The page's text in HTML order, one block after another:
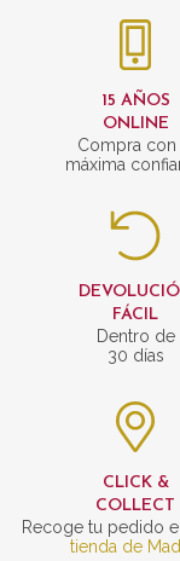
15 AÑOS
ONLINE
Compra con
máxima
FÁCIL
Dentro de
30 días
CLICK &
COLLECT
Recoge tu pedido
tienda de